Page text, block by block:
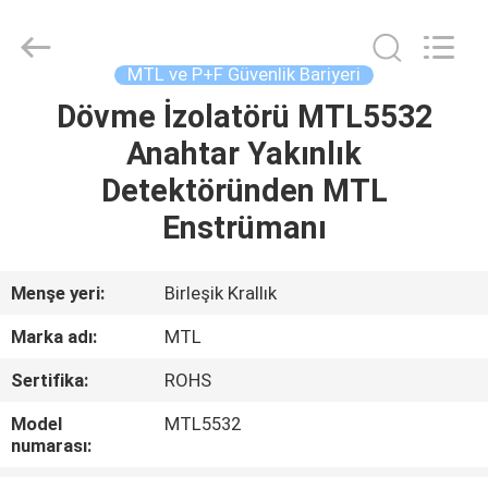
ANA
HAKKIMIZDA
TURU
MTL ve P+F Güvenlik Bariyeri
Dövme İzolatörü MTL5532
Anahtar Yakınlık
Detektöründen MTL
Enstrümanı
Menşe yeri:
Birleşik Krallık
Marka adı:
MTL
Sertifika:
ROHS
Model
numarası:
MTL5532